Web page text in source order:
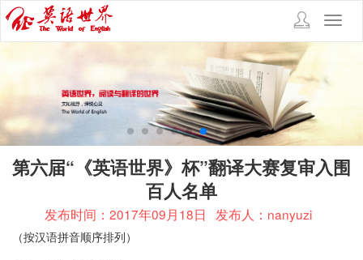
第六届“《英语世界》杯”翻译大赛复审入围
百人名单
发布时间：2017年09月18日 发布人：nanyuzi
（按汉语拼音顺序排列）